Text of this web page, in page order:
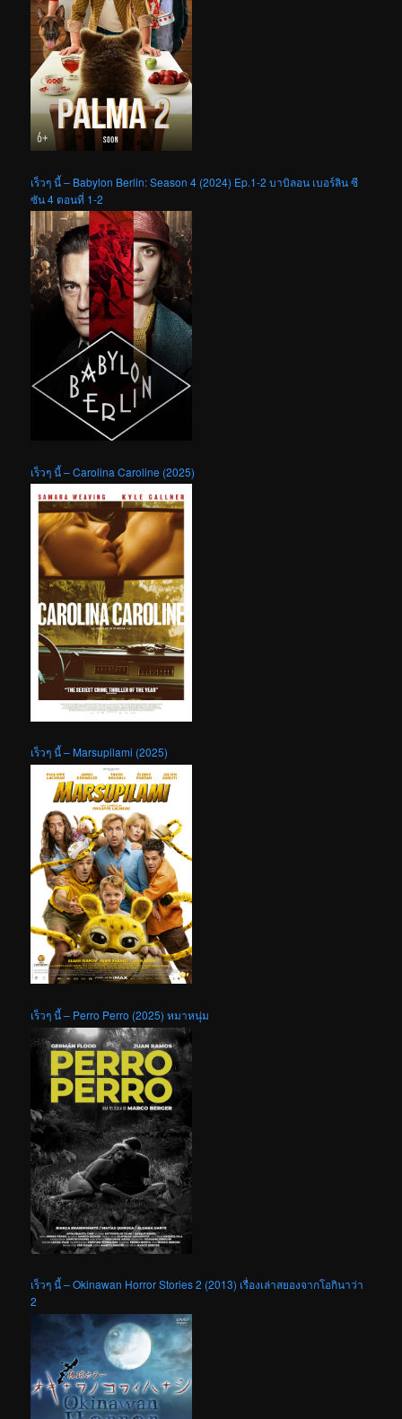
เร็วๆ นี้ – Babylon Berlin: Season 4 (2024) Ep.1-2 บาบิลอน เบอร์ลิน ซี
ซัน 4 ตอนที่ 1-2
เร็วๆ นี้ – Carolina Caroline (2025)
เร็วๆ นี้ – Marsupilami (2025)
เร็วๆ นี้ – Perro Perro (2025) หมาหนุ่ม
เร็วๆ นี้ – Okinawan Horror Stories 2 (2013) เรื่องเล่าสยองจากโอกินาว่า
2